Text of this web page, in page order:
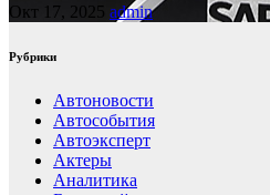
Окт 17, 2025 admin
Рубрики
Автоновости
Автособытия
Автоэксперт
Актеры
Аналитика